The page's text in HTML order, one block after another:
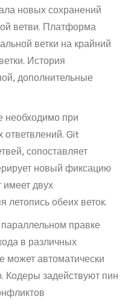
новых сохранений
ветви. Платформа
ветки на крайний
История
дополнительные
необходимо при
Git
сопоставляет
новый фиксацию
двух
летопись обеих веток.
правке
в различных
может автоматически
Кодеры задействуют пин